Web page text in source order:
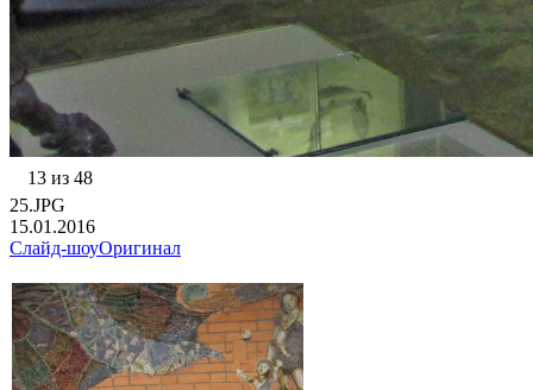
13 из 48
25.JPG
15.01.2016
Слайд-шоуОригинал